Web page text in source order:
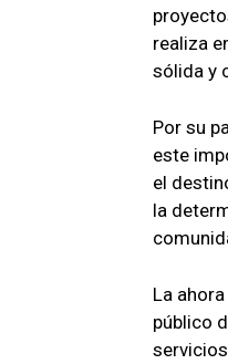
realiza
sólida y
Por su
este
el
la
La
público